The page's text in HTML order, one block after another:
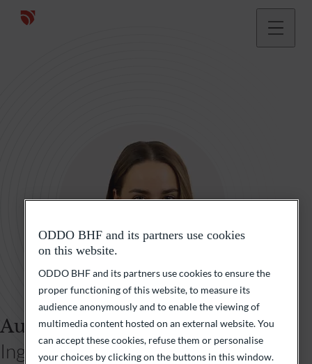
Audrey Bernard
Ingénieur patrimonial
ODDO BHF and its partners use cookies
on this website.
ODDO BHF and its partners use cookies to ensure the
proper functioning of this website, to measure its
audience anonymously and to enable the viewing of
multimedia content hosted on an external website. You
can accept these cookies, refuse them or personalise
your choices by clicking on the buttons in this window.